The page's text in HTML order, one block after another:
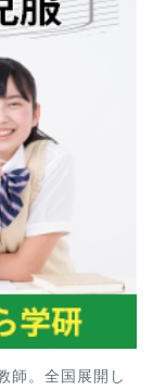
師。全国展開し